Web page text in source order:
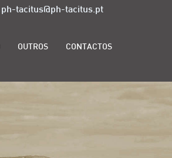
ph-tacitus@ph-tacitus.pt
OUTROS CONTACTOS